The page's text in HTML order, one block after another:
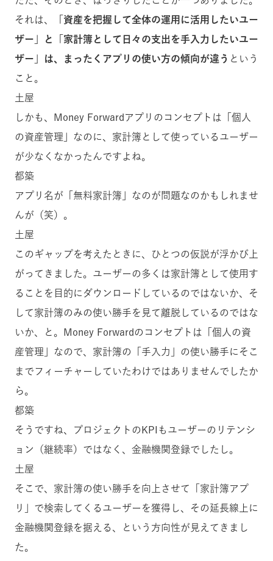
それは、
「資産を把握して全体の運用に活用したいユー
ザー」と「家計簿として日々の支出を手入力したいユー
ザー」は、まったくアプリの使い方の傾向が違う という
こと。
土屋
しかも、Money Forwardアプリのコンセプトは「個人
の資産管理」なのに、家計簿として使っているユーザー
が少なくなかったんですよね。
都築
アプリ名が「無料家計簿」なのが問題なのかもしれませ
んが（笑）。
土屋
このギャップを考えたときに、ひとつの仮説が浮かび上
がってきました。ユーザーの多くは家計簿として使用す
ることを目的にダウンロードしているのではないか、そ
して家計簿のみの使い勝手を見て離脱しているのではな
いか、と。Money Forwardのコンセプトは「個人の資
産管理」なので、家計簿の「手入力」の使い勝手にそこ
までフィーチャーしていたわけではありませんでしたか
ら。
都築
そうですね、プロジェクトのKPIもユーザーのリテンシ
ョン（継続率）ではなく、金融機関登録でしたし。
土屋
そこで、家計簿の使い勝手を向上させて「家計簿アプ
リ」で検索してくるユーザーを獲得し、その延長線上に
金融機関登録を据える、という方向性が見えてきまし
た。